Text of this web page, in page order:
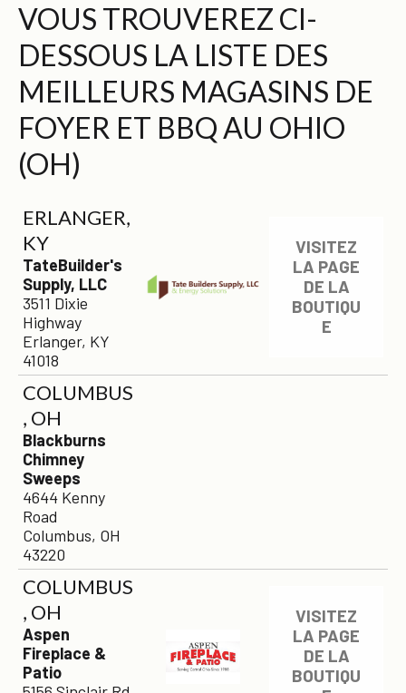
VOUS TROUVEREZ CI-
DESSOUS LA LISTE DES
MEILLEURS MAGASINS DE
FOYER ET BBQ AU OHIO
(OH)
ERLANGER,
KY
TateBuilder's
Supply, LLC
3511 Dixie
Highway
Erlanger, KY
41018
VISITEZ
LA PAGE
DE LA
BOUTIQU
E
COLUMBUS
, OH
Blackburns
Chimney
Sweeps
4644 Kenny
Road
Columbus, OH
43220
COLUMBUS
, OH
Aspen
Fireplace &
Patio
VISITEZ
LA PAGE
DE LA
BOUTIQU